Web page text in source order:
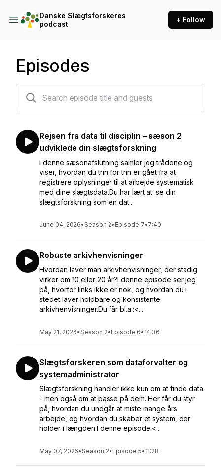
Danske Slægtsforskeres
podcast
+ Follow
Episodes
Rejsen fra data til disciplin – sæson 2
udviklede din slægtsforskning
I denne sæsonafslutning samler jeg trådene og
viser, hvordan du trin for trin er gået fra at
registrere oplysninger til at arbejde systematisk
med dine slægtsdata.Du har lært at: se din
slægtsforskning som en dat...
June 04, 2026•Season 2• Episode 7• 7:40
Robuste arkivhenvisninger
Hvordan laver man arkivhenvisninger, der stadig
virker om 10 eller 20 år?I denne episode ser jeg
på, hvorfor links ikke er nok, og hvordan du i
stedet laver holdbare og konsistente
arkivhenvisninger.Du får bl.a.:<...
May 21, 2026•Season 2• Episode 6• 14:36
Slægtsforskeren som dataforvalter og
systemadministrator
Slægtsforskning handler ikke kun om at finde data
- men også om at passe på dem. Her får du styr
på, hvordan du undgår at miste mange års
arbejde, og hvordan du skaber et system, der
holder i længden.I denne episode:<...
May 07, 2026•Season 2• Episode 5• 11:28